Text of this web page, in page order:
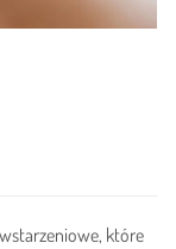
które